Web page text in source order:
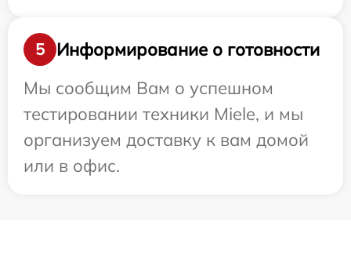
5
Информирование о готовности
Мы сообщим Вам о успешном
тестировании техники Miele, и мы
организуем доставку к вам домой
или в офис.